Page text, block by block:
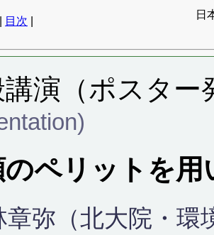
目次
日
講演（ポスタ
のペリットを
章弥（北大院・環